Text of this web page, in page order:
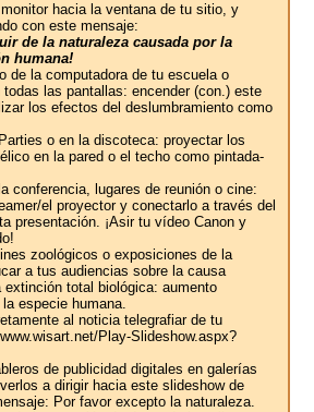
hacia la ventana de tu sitio, y
con este mensaje:
de la naturaleza causada por la
humana!
de la computadora de tu escuela o
las pantallas: encender (con.) este
los efectos del deslumbramiento como
o en la discoteca: proyectar los
en la pared o el techo como pintada-
conferencia, lugares de reunión o cine:
el proyector y conectarlo a través del
presentación. ¡Asir tu vídeo Canon y
zoológicos o exposiciones de la
a tus audiencias sobre la causa
extinción total biológica: aumento
especie humana.
al noticia telegrafiar de tu
Play-Slideshow.aspx?
de publicidad digitales en galerías
a dirigir hacia este slideshow de
Por favor excepto la naturaleza.